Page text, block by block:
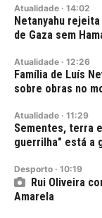
Atualidade · 14:02
Netanyahu
de Gaza sem
Atualidade · 12:26
Família de Luís
sobre obras no
Atualidade · 11:29
Sementes, terra
guerrilha" está a
Desporto · 10:19
Rui Oliveira
Amarela